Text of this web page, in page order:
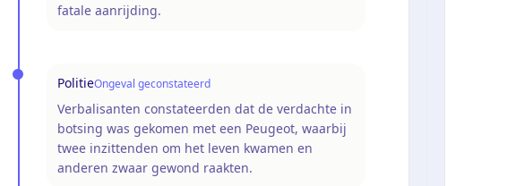
fatale aanrijding.
PolitieOngeval geconstateerd
Verbalisanten constateerden dat de verdachte in
botsing was gekomen met een Peugeot, waarbij
twee inzittenden om het leven kwamen en
anderen zwaar gewond raakten.